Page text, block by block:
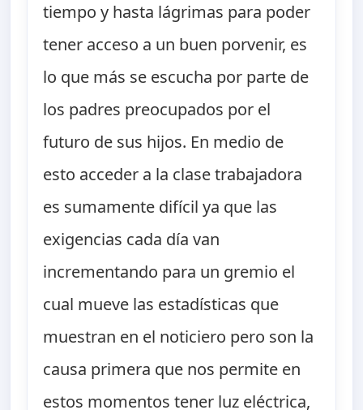
tiempo y hasta lágrimas para poder
tener acceso a un buen porvenir, es
lo que más se escucha por parte de
los padres preocupados por el
futuro de sus hijos. En medio de
esto acceder a la clase trabajadora
es sumamente difícil ya que las
exigencias cada día van
incrementando para un gremio el
cual mueve las estadísticas que
muestran en el noticiero pero son la
causa primera que nos permite en
estos momentos tener luz eléctrica,